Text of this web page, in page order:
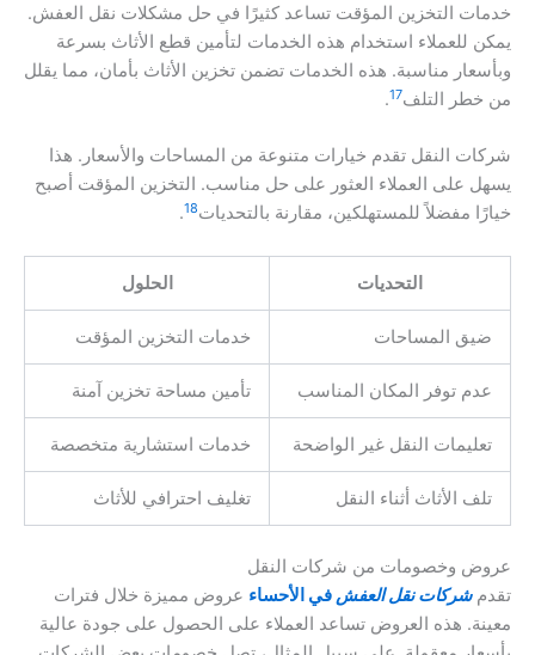
خدمات التخزين المؤقت تساعد كثيرًا في حل مشكلات نقل العفش.
يمكن للعملاء استخدام هذه الخدمات لتأمين قطع الأثاث بسرعة
وبأسعار مناسبة. هذه الخدمات تضمن تخزين الأثاث بأمان، مما يقلل
من خطر التلف17
.
شركات النقل تقدم خيارات متنوعة من المساحات والأسعار. هذا
يسهل على العملاء العثور على حل مناسب. التخزين المؤقت أصبح
خيارًا مفضلاً للمستهلكين، مقارنة بالتحديات18
.
التحديات الحلول
ضيق المساحات خدمات التخزين المؤقت
عدم توفر المكان المناسب تأمين مساحة تخزين آمنة
تعليمات النقل غير الواضحة خدمات استشارية متخصصة
تلف الأثاث أثناء النقل تغليف احترافي للأثاث
عروض وخصومات من شركات النقل
تقدمشركات نقل العفش في الأحساء عروض مميزة خلال فترات
معينة. هذه العروض تساعد العملاء على الحصول على جودة عالية